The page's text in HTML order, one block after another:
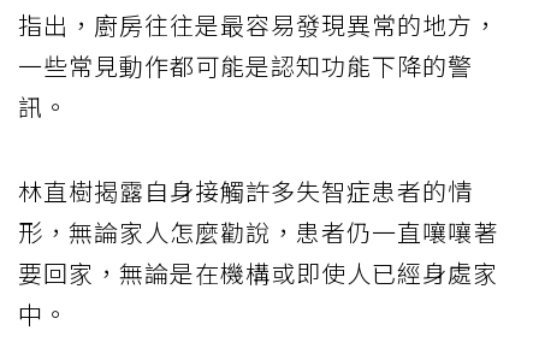
指出，廚房往往是最容易發現異常的地方，
一些常見動作都可能是認知功能下降的警
訊。
林直樹揭露自身接觸許多失智症患者的情
形，無論家人怎麼勸說，患者仍一直嚷嚷著
要回家，無論是在機構或即使人已經身處家
中。